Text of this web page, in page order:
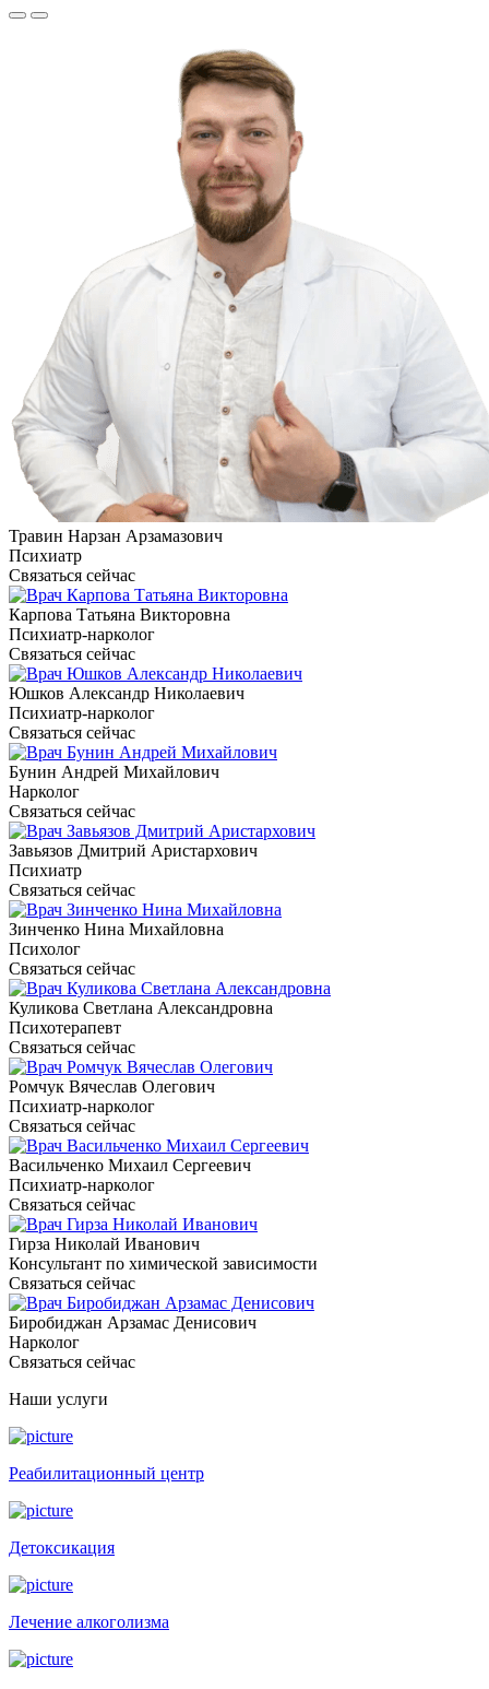
Травин Нарзан Арзамазович
Психиатр
Связаться сейчас
Карпова Татьяна Викторовна
Психиатр-нарколог
Связаться сейчас
Юшков Александр Николаевич
Психиатр-нарколог
Связаться сейчас
Бунин Андрей Михайлович
Нарколог
Связаться сейчас
Завьязов Дмитрий Аристархович
Психиатр
Связаться сейчас
Зинченко Нина Михайловна
Психолог
Связаться сейчас
Куликова Светлана Александровна
Психотерапевт
Связаться сейчас
Ромчук Вячеслав Олегович
Психиатр-нарколог
Связаться сейчас
Васильченко Михаил Сергеевич
Психиатр-нарколог
Связаться сейчас
Гирза Николай Иванович
Консультант по химической зависимости
Связаться сейчас
Биробиджан Арзамас Денисович
Нарколог
Связаться сейчас
Наши услуги
Реабилитационный центр
Детоксикация
Лечение алкоголизма